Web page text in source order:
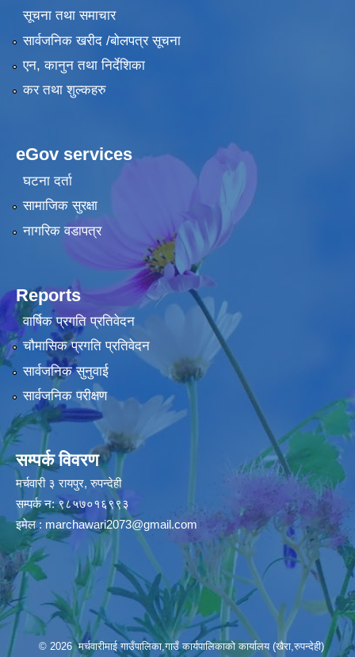
सूचना तथा समाचार
सार्वजनिक खरीद /बोलपत्र सूचना
एन, कानुन तथा निर्देशिका
कर तथा शुल्कहरु
eGov services
घटना दर्ता
सामाजिक सुरक्षा
नागरिक वडापत्र
Reports
वार्षिक प्रगति प्रतिवेदन
चौमासिक प्रगति प्रतिवेदन
सार्वजनिक सुनुवाई
सार्वजनिक परीक्षण
सम्पर्क विवरण
मर्चवारी ३ रायपुर, रुपन्देही
सम्पर्क न: ९८५७०१६९९३
इमेल : marchawari2073@gmail.com
© 2026 मर्चवारीमाई गाउँपालिका,गाउँ कार्यपालिकाको कार्यालय (खैरा,रुपन्देही)